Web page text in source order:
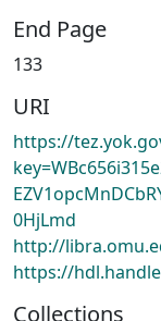
End Page
133
URI
https://
0HjLmd
http://
https://
Collections